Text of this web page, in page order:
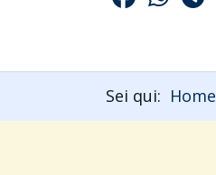
Sei qui: Home